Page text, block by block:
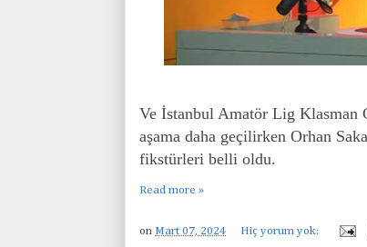
Ve İstanbul Amatör Lig Klasman
aşama daha geçilirken Orhan
fikstürleri belli oldu.
Read more »
on Mart 07, 2024 Hiç yorum yok: